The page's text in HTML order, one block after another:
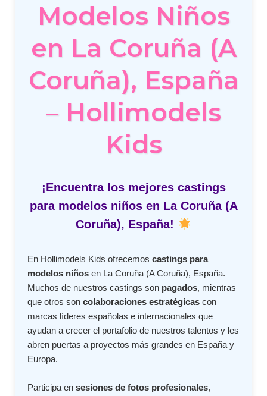
Modelos Niños
en La Coruña (A
Coruña), España
– Hollimodels
Kids
¡Encuentra los mejores castings
para modelos niños en La Coruña (A
Coruña), España!
En Hollimodels Kids ofrecemoscastings para
modelos niños en La Coruña (A Coruña), España.
Muchos de nuestros castings son pagados, mientras
que otros soncolaboraciones estratégicas con
marcas líderes españolas e internacionales que
ayudan a crecer el portafolio de nuestros talentos y les
abren puertas a proyectos más grandes en España y
Europa.
Participa ensesiones de fotos profesionales,